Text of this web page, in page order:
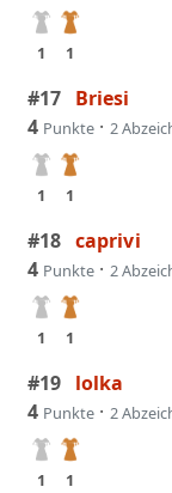
1 1
#17 Briesi
4 Punkte · 2
1 1
#18 caprivi
4 Punkte · 2
1 1
#19 lolka
4 Punkte · 2
1 1